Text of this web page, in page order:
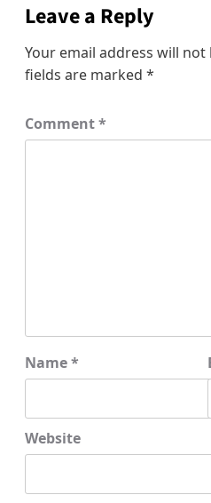
Leave a Reply
Your email address will not
fields are marked *
Comment*
Name*
Website